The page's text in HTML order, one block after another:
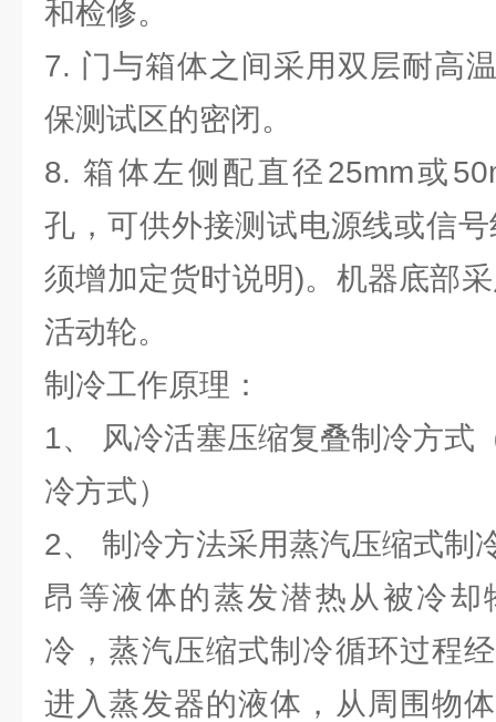
和检修。
7. 门与箱体之间采用双层耐高
保测试区的密闭。
8. 箱体左侧配直径25mm或
孔，可供外接测试电源线或信
须增加定货时说明)。机器底部
活动轮。
制冷工作原理：
1、 风冷活塞压缩复叠制冷方式
冷方式）
2、 制冷方法采用蒸汽压缩式制
昂等液体的蒸发潜热从被冷
冷，蒸汽压缩式制冷循环过程
进入蒸发器的液体，从周围物